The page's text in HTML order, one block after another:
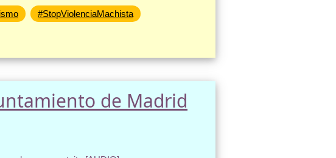
#StopViolenciaMachista
de Madrid